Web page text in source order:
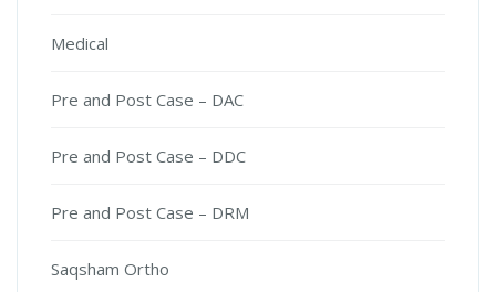
Medical
Pre and Post Case – DAC
Pre and Post Case – DDC
Pre and Post Case – DRM
Saqsham Ortho